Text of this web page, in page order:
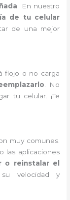
. En nuestro
de tu celular
de una mejor
flojo o no carga
. No
tu celular. ¡Te
muy comunes.
las aplicaciones
o reinstalar el
velocidad y